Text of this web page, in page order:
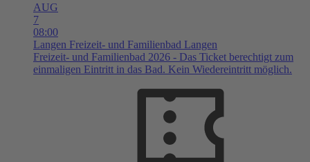
AUG
7
08:00
Langen Freizeit- und Familienbad Langen
Freizeit- und Familienbad 2026 - Das Ticket berechtigt zum
einmaligen Eintritt in das Bad. Kein Wiedereintritt möglich.